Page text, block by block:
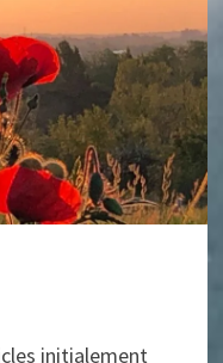
initialement